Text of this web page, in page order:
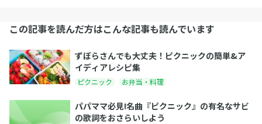
この記事を読んだ方はこんな記事も読んでいます
ずぼらさんでも大丈夫！ピクニックの簡単&ア
イディアレシピ集
ピクニック お弁当・料理
パパママ必見!名曲『ピクニック』の有名なサビ
の歌詞をおさらいしよう